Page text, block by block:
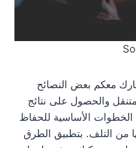
معكم بعض النصائح
والحصول على نتائج
الأساسية للحفاظ
من التلف. بتطبيق الطرق